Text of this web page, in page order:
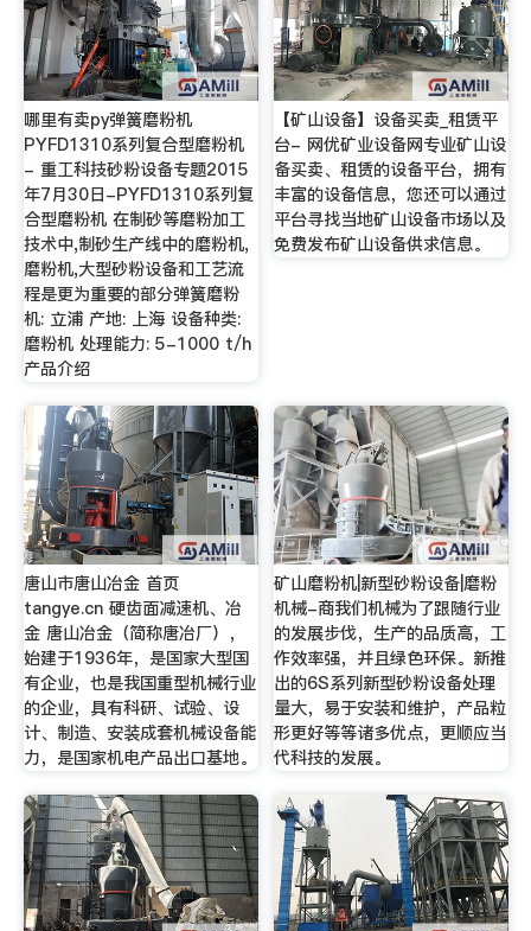
哪里有卖py弹簧磨粉机
PYFD1310系列复合型磨粉机
- 重工科技砂粉设备专题2015
年7月30日-PYFD1310系列复
合型磨粉机 在制砂等磨粉加工
技术中,制砂生产线中的磨粉机,
磨粉机,大型砂粉设备和工艺流
程是更为重要的部分弹簧磨粉
机: 立浦 产地: 上海 设备种类:
磨粉机 处理能力: 5-1000 t/h
产品介绍
【矿山设备】设备买卖_租赁平
台- 网优矿业设备网专业矿山设
备买卖、租赁的设备平台，拥有
丰富的设备信息，您还可以通过
平台寻找当地矿山设备市场以及
免费发布矿山设备供求信息。
唐山市唐山冶金 首页
tangye.cn 硬齿面减速机、冶
金 唐山冶金（简称唐冶厂），
始建于1936年，是国家大型国
有企业，也是我国重型机械行业
的企业，具有科研、试验、设
计、制造、安装成套机械设备能
力，是国家机电产品出口基地。
矿山磨粉机|新型砂粉设备|磨粉
机械-商我们机械为了跟随行业
的发展步伐，生产的品质高，工
作效率强，并且绿色环保。新推
出的6S系列新型砂粉设备处理
量大，易于安装和维护，产品粒
形更好等等诸多优点，更顺应当
代科技的发展。